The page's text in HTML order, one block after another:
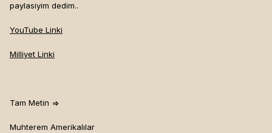
paylasiyim dedim..
YouTube Linki
Milliyet Linki
Tam Metin =>
Muhterem Amerikalılar